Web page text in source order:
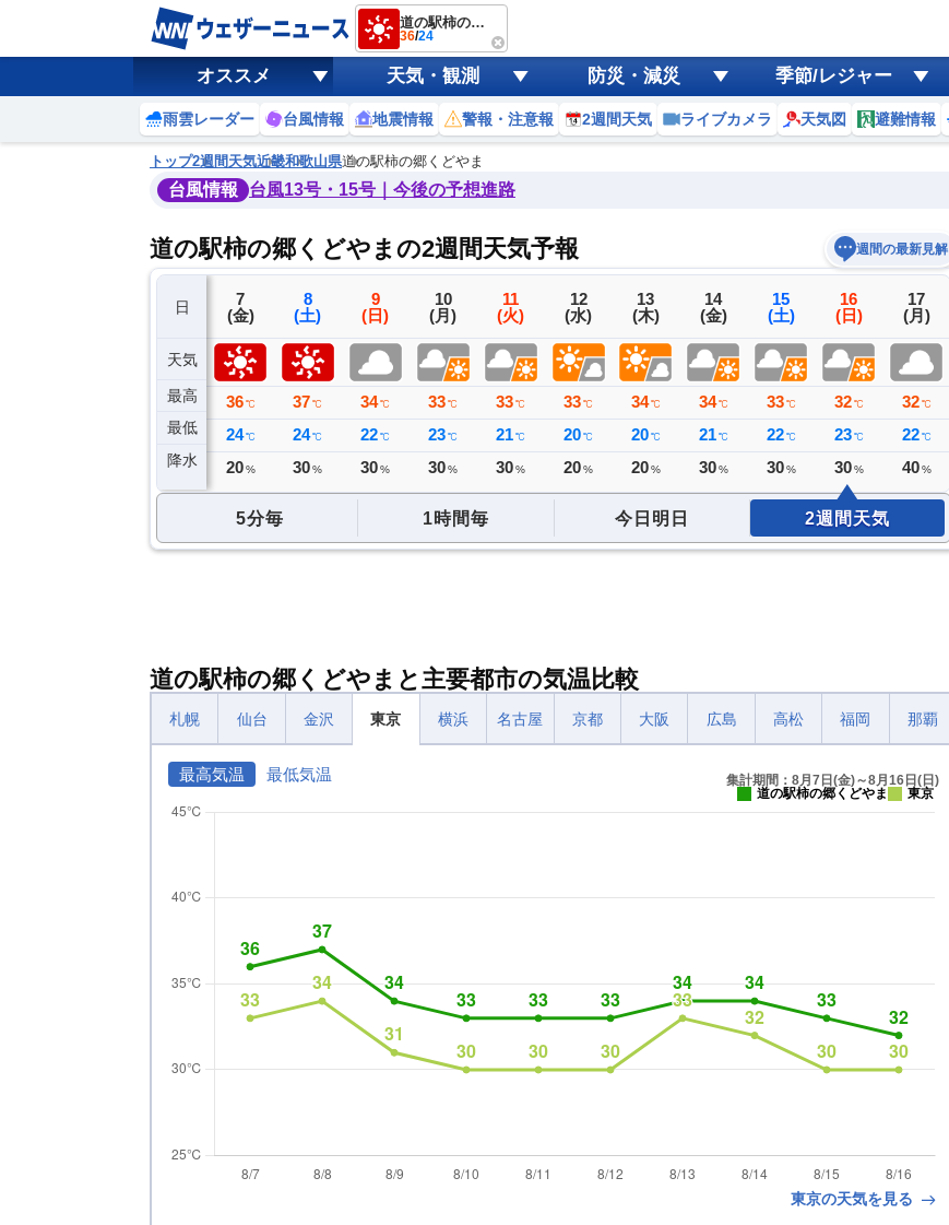
道の駅柿の郷くどやま
36/24
オススメ 天気・観測 防災・減災 季節/レジャー
雨雲レーダー 台風情報 地震情報 警報・注意報 2週間天気 ライブカメラ 天気図 避難情報
トップ2週間天気近畿和歌山県道の駅柿の郷くどやま
台風情報 台風13号・15号｜今後の予想進路
道の駅柿の郷くどやまの2週間天気予報 週間の最新見解
日
天気
最高
最低
降水
6
(木)
33℃
24℃
ミリ
7
(金)
36 ℃
24 ℃
20 %
8
(土)
37 ℃
24℃
30 %
9
(日)
34℃
22 ℃
30 %
10
(月)
33 ℃
23 ℃
30 %
11
(火)
33℃
21℃
30%
12
(水)
33℃
20℃
20%
13
(木)
34℃
20℃
20%
14
(金)
34℃
21℃
30%
15
(土)
33 ℃
22 ℃
30 %
16
(日)
32 ℃
23 ℃
30 %
17
(月)
32 ℃
22 ℃
40 %
5分毎 1時間毎 今日明日 2週間天気
道の駅柿の郷くどやまと主要都市の気温比較
札幌 仙台 金沢 東京 横浜 名古屋 京都 大阪 広島 高松 福岡 那覇
最高気温 最低気温
集計期間：8月7日(金)～8月16日(日)
道の駅柿の郷くどやま
東京
東京の天気を見る